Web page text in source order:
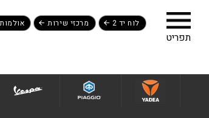
לוח יד 2 מרכזי שירות